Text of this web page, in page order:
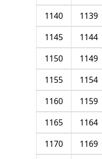
1139
1140
1144
1145
1149
1150
1154
1155
1159
1160
1164
1165
1169
1170